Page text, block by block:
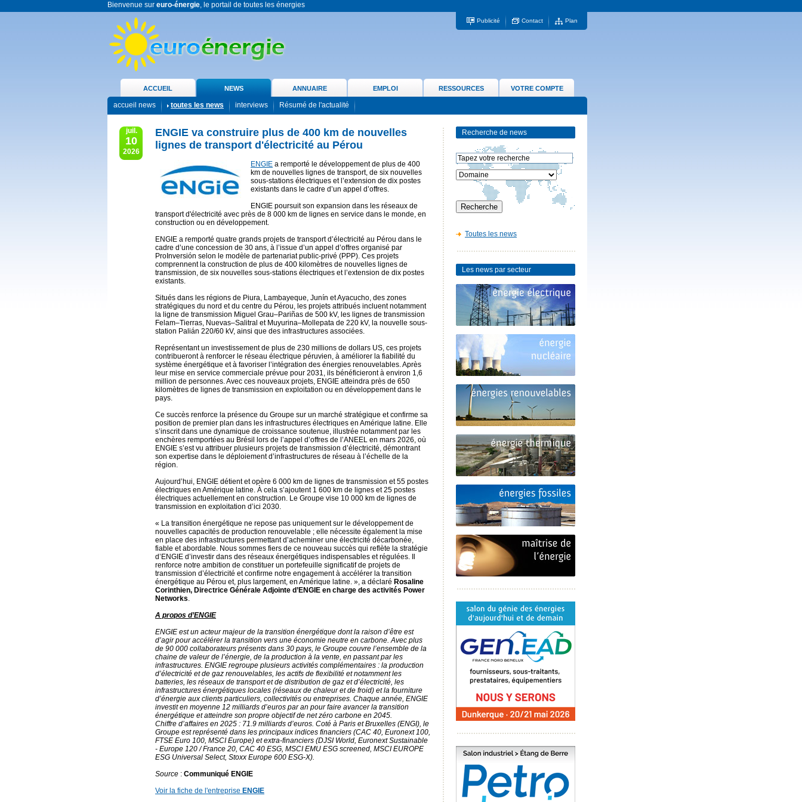
Bienvenue sur euro-énergie, le portail de toutes les énergies
Publicité Contact Plan
ACCUEIL NEWS ANNUAIRE EMPLOI RESSOURCES VOTRE COMPTE
accueil news toutes les news interviews Résumé de l'actualité
juil.
10
2026
ENGIE va construire plus de 400 km de nouvelles
lignes de transport d'électricité au Pérou
ENGIE a remporté le développement de plus de 400
km de nouvelles lignes de transport, de six nouvelles
sous-stations électriques et l’extension de dix postes
existants dans le cadre d’un appel d’offres.
ENGIE poursuit son expansion dans les réseaux de
transport d'électricité avec près de 8 000 km de lignes en service dans le monde, en
construction ou en développement.
ENGIE a remporté quatre grands projets de transport d’électricité au Pérou dans le
cadre d’une concession de 30 ans, à l’issue d’un appel d’offres organisé par
ProInversión selon le modèle de partenariat public-privé (PPP). Ces projets
comprennent la construction de plus de 400 kilomètres de nouvelles lignes de
transmission, de six nouvelles sous-stations électriques et l’extension de dix postes
existants.
Situés dans les régions de Piura, Lambayeque, Junín et Ayacucho, des zones
stratégiques du nord et du centre du Pérou, les projets attribués incluent notamment
la ligne de transmission Miguel Grau–Pariñas de 500 kV, les lignes de transmission
Felam–Tierras, Nuevas–Salitral et Muyurina–Mollepata de 220 kV, la nouvelle sous-
station Palián 220/60 kV, ainsi que des infrastructures associées.
Représentant un investissement de plus de 230 millions de dollars US, ces projets
contribueront à renforcer le réseau électrique péruvien, à améliorer la fiabilité du
système énergétique et à favoriser l’intégration des énergies renouvelables. Après
leur mise en service commerciale prévue pour 2031, ils bénéficieront à environ 1,6
million de personnes. Avec ces nouveaux projets, ENGIE atteindra près de 650
kilomètres de lignes de transmission en exploitation ou en développement dans le
pays.
Ce succès renforce la présence du Groupe sur un marché stratégique et confirme sa
position de premier plan dans les infrastructures électriques en Amérique latine. Elle
s’inscrit dans une dynamique de croissance soutenue, illustrée notamment par les
enchères remportées au Brésil lors de l’appel d’offres de l’ANEEL en mars 2026, où
ENGIE s’est vu attribuer plusieurs projets de transmission d’électricité, démontrant
son expertise dans le déploiement d’infrastructures de réseau à l’échelle de la
région.
Aujourd’hui, ENGIE détient et opère 6 000 km de lignes de transmission et 55 postes
électriques en Amérique latine. À cela s’ajoutent 1 600 km de lignes et 25 postes
électriques actuellement en construction. Le Groupe vise 10 000 km de lignes de
transmission en exploitation d’ici 2030.
« La transition énergétique ne repose pas uniquement sur le développement de
nouvelles capacités de production renouvelable ; elle nécessite également la mise
en place des infrastructures permettant d’acheminer une électricité décarbonée,
fiable et abordable. Nous sommes fiers de ce nouveau succès qui reflète la stratégie
d’ENGIE d’investir dans des réseaux énergétiques indispensables et régulées. Il
renforce notre ambition de constituer un portefeuille significatif de projets de
transmission d’électricité et confirme notre engagement à accélérer la transition
énergétique au Pérou et, plus largement, en Amérique latine. », a déclaré Rosaline
Corinthien, Directrice Générale Adjointe d’ENGIE en charge des activités Power
Networks.
A propos d’ENGIE
ENGIE est un acteur majeur de la transition énergétique dont la raison d’être est
d’agir pour accélérer la transition vers une économie neutre en carbone. Avec plus
de 90 000 collaborateurs présents dans 30 pays, le Groupe couvre l’ensemble de la
chaine de valeur de l’énergie, de la production à la vente, en passant par les
infrastructures. ENGIE regroupe plusieurs activités complémentaires : la production
d’électricité et de gaz renouvelables, les actifs de flexibilité et notamment les
batteries, les réseaux de transport et de distribution de gaz et d’électricité, les
infrastructures énergétiques locales (réseaux de chaleur et de froid) et la fourniture
d’énergie aux clients particuliers, collectivités ou entreprises. Chaque année, ENGIE
investit en moyenne 12 milliards d’euros par an pour faire avancer la transition
énergétique et atteindre son propre objectif de net zéro carbone en 2045.
Chiffre d’affaires en 2025 : 71.9 milliards d’euros. Coté à Paris et Bruxelles (ENGI), le
Groupe est représenté dans les principaux indices financiers (CAC 40, Euronext 100,
FTSE Euro 100, MSCI Europe) et extra-financiers (DJSI World, Euronext Sustainable
- Europe 120 / France 20, CAC 40 ESG, MSCI EMU ESG screened, MSCI EUROPE
ESG Universal Select, Stoxx Europe 600 ESG-X).
Source : Communiqué ENGIE
Voir la fiche de l'entreprise ENGIE
Recherche de news
Toutes les news
Les news par secteur